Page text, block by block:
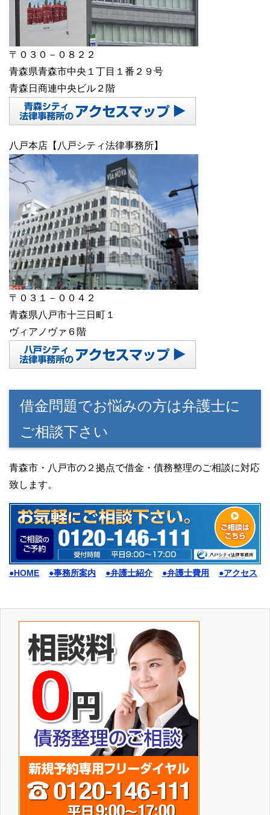
〒０３０－０８２２
青森県青森市中央１丁目１番２９号
青森日商連中央ビル２階
八戸本店【八戸シティ法律事務所】
〒０３１－００４２
青森県八戸市十三日町１
ヴィアノヴァ６階
借金問題でお悩みの方は弁護士に
ご相談下さい
青森市・八戸市の２拠点で借金・債務整理のご相談に対応
致します。
●HOME ●事務所案内 ●弁護士紹介 ●弁護士費用 ●アクセス